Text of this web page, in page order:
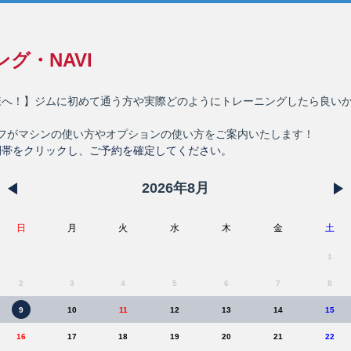
グ・NAVI
！】ジムに初めて通う方や実際どのようにトレーニングしたら良い
がマシンの使い方やオプションの使い方をご案内いたします！
をクリックし、ご予約を確定してください。
2026年8月
日 月 火 水 木 金 土
1
2 3 4 5 6 7 8
9 10 11 12 13 14 15
16 17 18 19 20 21 22